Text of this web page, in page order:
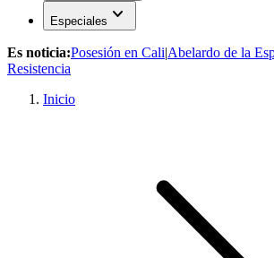
Especiales expand_more
Es noticia:Posesión en Cali|Abelardo de la
Resistencia
Inicio